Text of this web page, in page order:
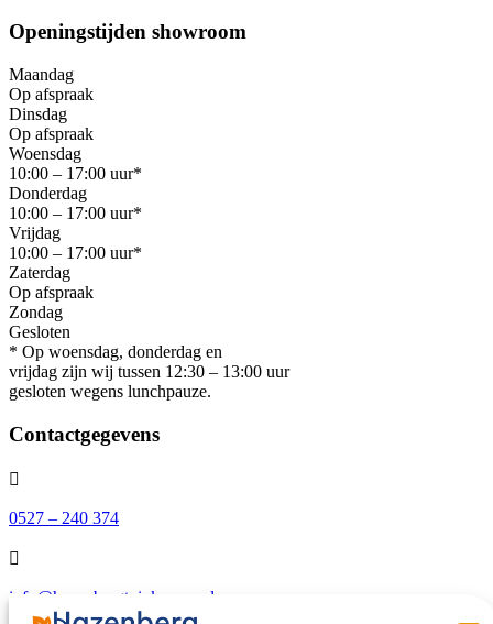
Openingstijden showroom
Maandag
Op afspraak
Dinsdag
Op afspraak
Woensdag
10:00 – 17:00 uur*
Donderdag
10:00 – 17:00 uur*
Vrijdag
10:00 – 17:00 uur*
Zaterdag
Op afspraak
Zondag
Gesloten
* Op woensdag, donderdag en
vrijdag zijn wij tussen 12:30 – 13:00 uur
gesloten wegens lunchpauze.
Contactgegevens

0527 – 240 374

info@hazenbergtuinkassen.nl